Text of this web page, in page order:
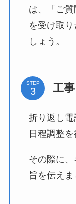
は、「ご
を受け取
しょう。
STEP 工
折り返し
日程調整を
その際に
旨を伝えま